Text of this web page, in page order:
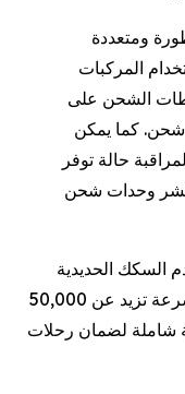
ومتعددة
المركبات
الشحن على
لتصل إلى 71,500 نقطة شحن. كما يمكن
حالة توفر
نشر وحدات شحن
السكك الحديدية
الصينية – المدعومة الآن بشبكة فائقة السرعة تزيد عن 50,000
شاملة لضمان رحلات